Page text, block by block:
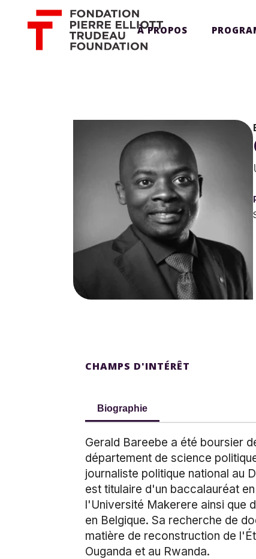
À PROPOS
CHAMPS D'INTÉRÊT
Biographie
Gerald Bareebe a été boursier
département de science
journaliste politique national au
est titulaire d'un baccalauréat
l'Université Makerere ainsi que
en Belgique. Sa recherche de
matière de reconstruction de
Ouganda et au Rwanda.